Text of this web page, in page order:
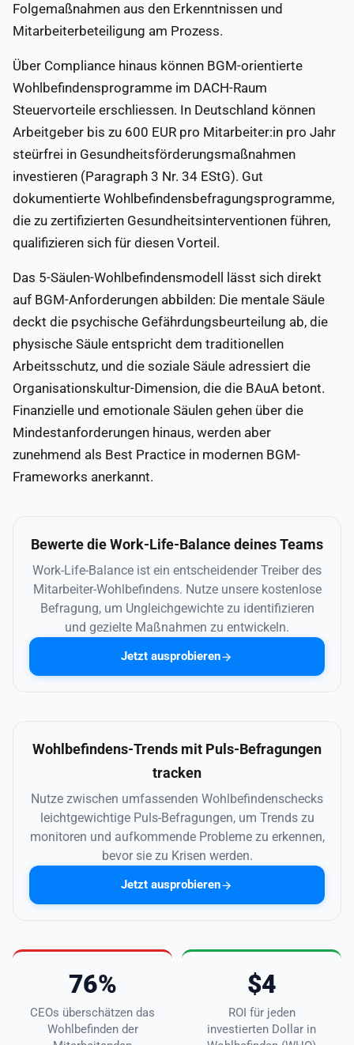
Folgemaßnahmen aus den Erkenntnissen und
Mitarbeiterbeteiligung am Prozess.
Über Compliance hinaus können BGM-orientierte
Wohlbefindensprogramme im DACH-Raum
Steuervorteile erschliessen. In Deutschland können
Arbeitgeber bis zu 600 EUR pro Mitarbeiter:in pro Jahr
steürfrei in Gesundheitsförderungsmaßnahmen
investieren (Paragraph 3 Nr. 34 EStG). Gut
dokumentierte Wohlbefindensbefragungsprogramme,
die zu zertifizierten Gesundheitsinterventionen führen,
qualifizieren sich für diesen Vorteil.
Das 5-Säulen-Wohlbefindensmodell lässt sich direkt
auf BGM-Anforderungen abbilden: Die mentale Säule
deckt die psychische Gefährdungsbeurteilung ab, die
physische Säule entspricht dem traditionellen
Arbeitsschutz, und die soziale Säule adressiert die
Organisationskultur-Dimension, die die BAuA betont.
Finanzielle und emotionale Säulen gehen über die
Mindestanforderungen hinaus, werden aber
zunehmend als Best Practice in modernen BGM-
Frameworks anerkannt.
Bewerte die Work-Life-Balance deines Teams
Work-Life-Balance ist ein entscheidender Treiber des
Mitarbeiter-Wohlbefindens. Nutze unsere kostenlose
Befragung, um Ungleichgewichte zu identifizieren
und gezielte Maßnahmen zu entwickeln.
Jetzt ausprobieren
Wohlbefindens-Trends mit Puls-Befragungen
tracken
Nutze zwischen umfassenden Wohlbefindenschecks
leichtgewichtige Puls-Befragungen, um Trends zu
monitoren und aufkommende Probleme zu erkennen,
bevor sie zu Krisen werden.
Jetzt ausprobieren
76%
CEOs überschätzen das
Wohlbefinden der
$4
ROI für jeden
investierten Dollar in